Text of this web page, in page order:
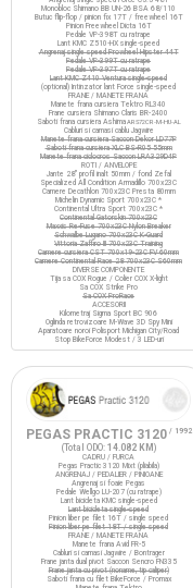
Monobloc Shimano BB UN-26 BSA 68/110
Butuc flip-flop / pinion fix 17T / freewheel 16T
Pinion Freewheel Dicta 16T
Pedale VP-398T cu ratrape
Lant KMC Z510-HX single-speed
Angrenaj single speed Prowheel Hipster 44T
Pedale VP-399T cu ratrape
Pedale VP-397T cu ratrape
Lant KMC Z410 Ventura single-speed
(optional) Intinzator lant Force single-speed
FRANE / MANETE FRANA
Manete frana cursiera Tektro RL340
Frane cursiera Shimano Claris BR-2400
Saboti frana cursiera AshimaARS72CR-M-HU-AL
Cabluri si camasi cablu Jagwire
Manete frana cursiera Saccon Dekor LD77P
Saboti frana cursiera XLC BS-R05 55mm
Manete frana ciclocros Saccon LRA329D4P
ROTI / ANVELOPE
Jante 28" profil inalt 50mm / fond Zefal
Specialized All Condition Armadillo 700x23C
Camere Decathlon 700x23C Presta 80mm
Michelin Dynamic Sport 700x23C *
Continental Ultra Sport 700x23C *
Continental Gatorskin 700x23C
Maxxis Re-Fuse 700x23C Nylon Breaker
Schwalbe Lugano 700x23C K-Guard
Vittoria Zaffiro III 700x23C Training
Camere cursiera CST 700x19-23C FV 60mm
Camere Continental Race 28 700x23C S60mm
DIVERSE COMPONENTE
Tija sa COX Rogue / Colier COX X-light
Sa COX Strike Pro
Sa COX ProRace
ACCESORII
Kilometraj Sigma Sport BC 906
Oglinda retrovizoare M-Wave 3D Spy Mini
Aparatoare noroi Polisport Michigan City/Road
Stop BikeForce Modest / 3 LED-uri
PEGAS PRACTIC 3120/ 1992
(Total ODO: 14.082 KM )
CADRU / FURCA
Pegas Practic 3120 Mixt (pliabila)
ANGRENAJ / PEDALIER / PINIOANE
Angrenaj si foaie Pegas
Pedale Wellgo LU-207 (cu ratrape)
Lant bicicleta KMC single-speed
Lant bicicleta single-speed
Pinion liber pe filet 16T / single speed
Pinion liber pe filet 18T / single speed
FRANE / MANETE FRANA
Manete frana Avid FR-5
Cabluri si camasi Jagwire / Bontrager
Frane janta dual pivot Saccon Sencro FN335
Frane janta cu pivot (noname, tip caliper)
Saboti frana cu filet BikeForce / Promax